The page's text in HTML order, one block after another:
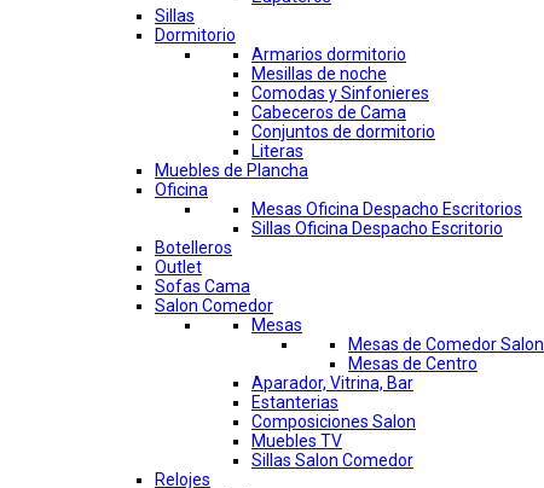
Sillas
Dormitorio
Armarios dormitorio
Mesillas de noche
Comodas y Sinfonieres
Cabeceros de Cama
Conjuntos de dormitorio
Literas
Muebles de Plancha
Oficina
Mesas Oficina Despacho Escritorios
Sillas Oficina Despacho Escritorio
Botelleros
Outlet
Sofas Cama
Salon Comedor
Mesas
Mesas de Comedor Salon
Mesas de Centro
Aparador, Vitrina, Bar
Estanterias
Composiciones Salon
Muebles TV
Sillas Salon Comedor
Relojes